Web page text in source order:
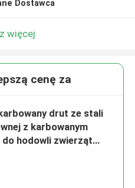
Dostawca
więcej
cenę za
drut ze stali
z karbowanym
hodowli zwierząt